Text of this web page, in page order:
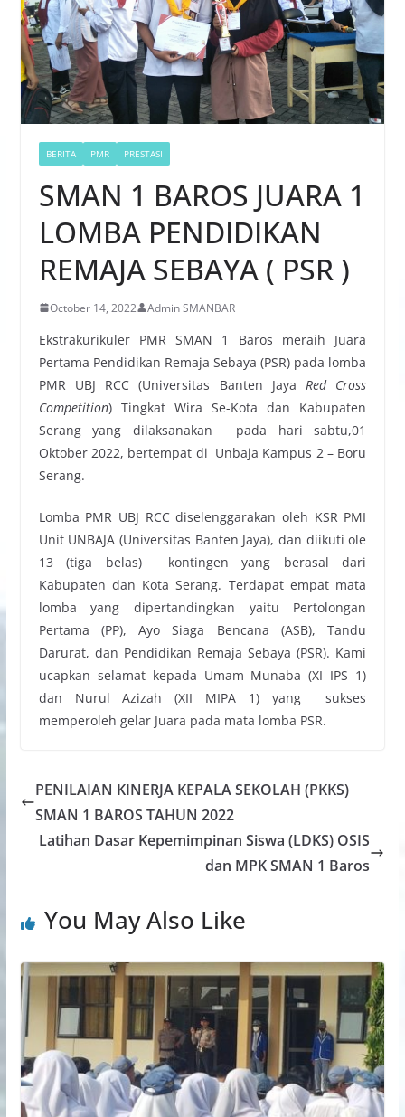
BERITA PMR PRESTASI
SMAN 1 BAROS JUARA 1
LOMBA PENDIDIKAN
REMAJA SEBAYA ( PSR )
October 14, 2022 Admin SMANBAR
Ekstrakurikuler PMR SMAN 1 Baros meraih Juara
Pertama Pendidikan Remaja Sebaya (PSR) pada lomba
PMR UBJ RCC (Universitas Banten Jaya Red Cross
Competition) Tingkat Wira Se-Kota dan Kabupaten
Serang yang dilaksanakan pada hari sabtu,01
Oktober 2022, bertempat di Unbaja Kampus 2 – Boru
Serang.
Lomba PMR UBJ RCC diselenggarakan oleh KSR PMI
Unit UNBAJA (Universitas Banten Jaya), dan diikuti ole
13 (tiga belas) kontingen yang berasal dari
Kabupaten dan Kota Serang. Terdapat empat mata
lomba yang dipertandingkan yaitu Pertolongan
Pertama (PP), Ayo Siaga Bencana (ASB), Tandu
Darurat, dan Pendidikan Remaja Sebaya (PSR). Kami
ucapkan selamat kepada Umam Munaba (XI IPS 1)
dan Nurul Azizah (XII MIPA 1) yang sukses
memperoleh gelar Juara pada mata lomba PSR.
PENILAIAN KINERJA KEPALA SEKOLAH (PKKS)
SMAN 1 BAROS TAHUN 2022
Latihan Dasar Kepemimpinan Siswa (LDKS) OSIS
dan MPK SMAN 1 Baros
You May Also Like